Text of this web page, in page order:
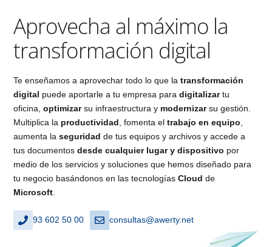
Aprovecha al máximo la
transformación digital
Te enseñamos a aprovechar todo lo que latransformación
digital puede aportarle a tu empresa paradigitalizartu
oficina,optimizarsu infraestructura y modernizarsu gestión.
Multiplica la productividad , fomenta eltrabajo en equipo
aumenta laseguridad de tus equipos y archivos y accede a
tus documentosdesde cualquier lugar y dispositivo por
medio de los servicios y soluciones que hemos diseñado para
tu negocio basándonos en las tecnologíasCloud de
Microsoft
93 602 50 00 consultas@awerty.net